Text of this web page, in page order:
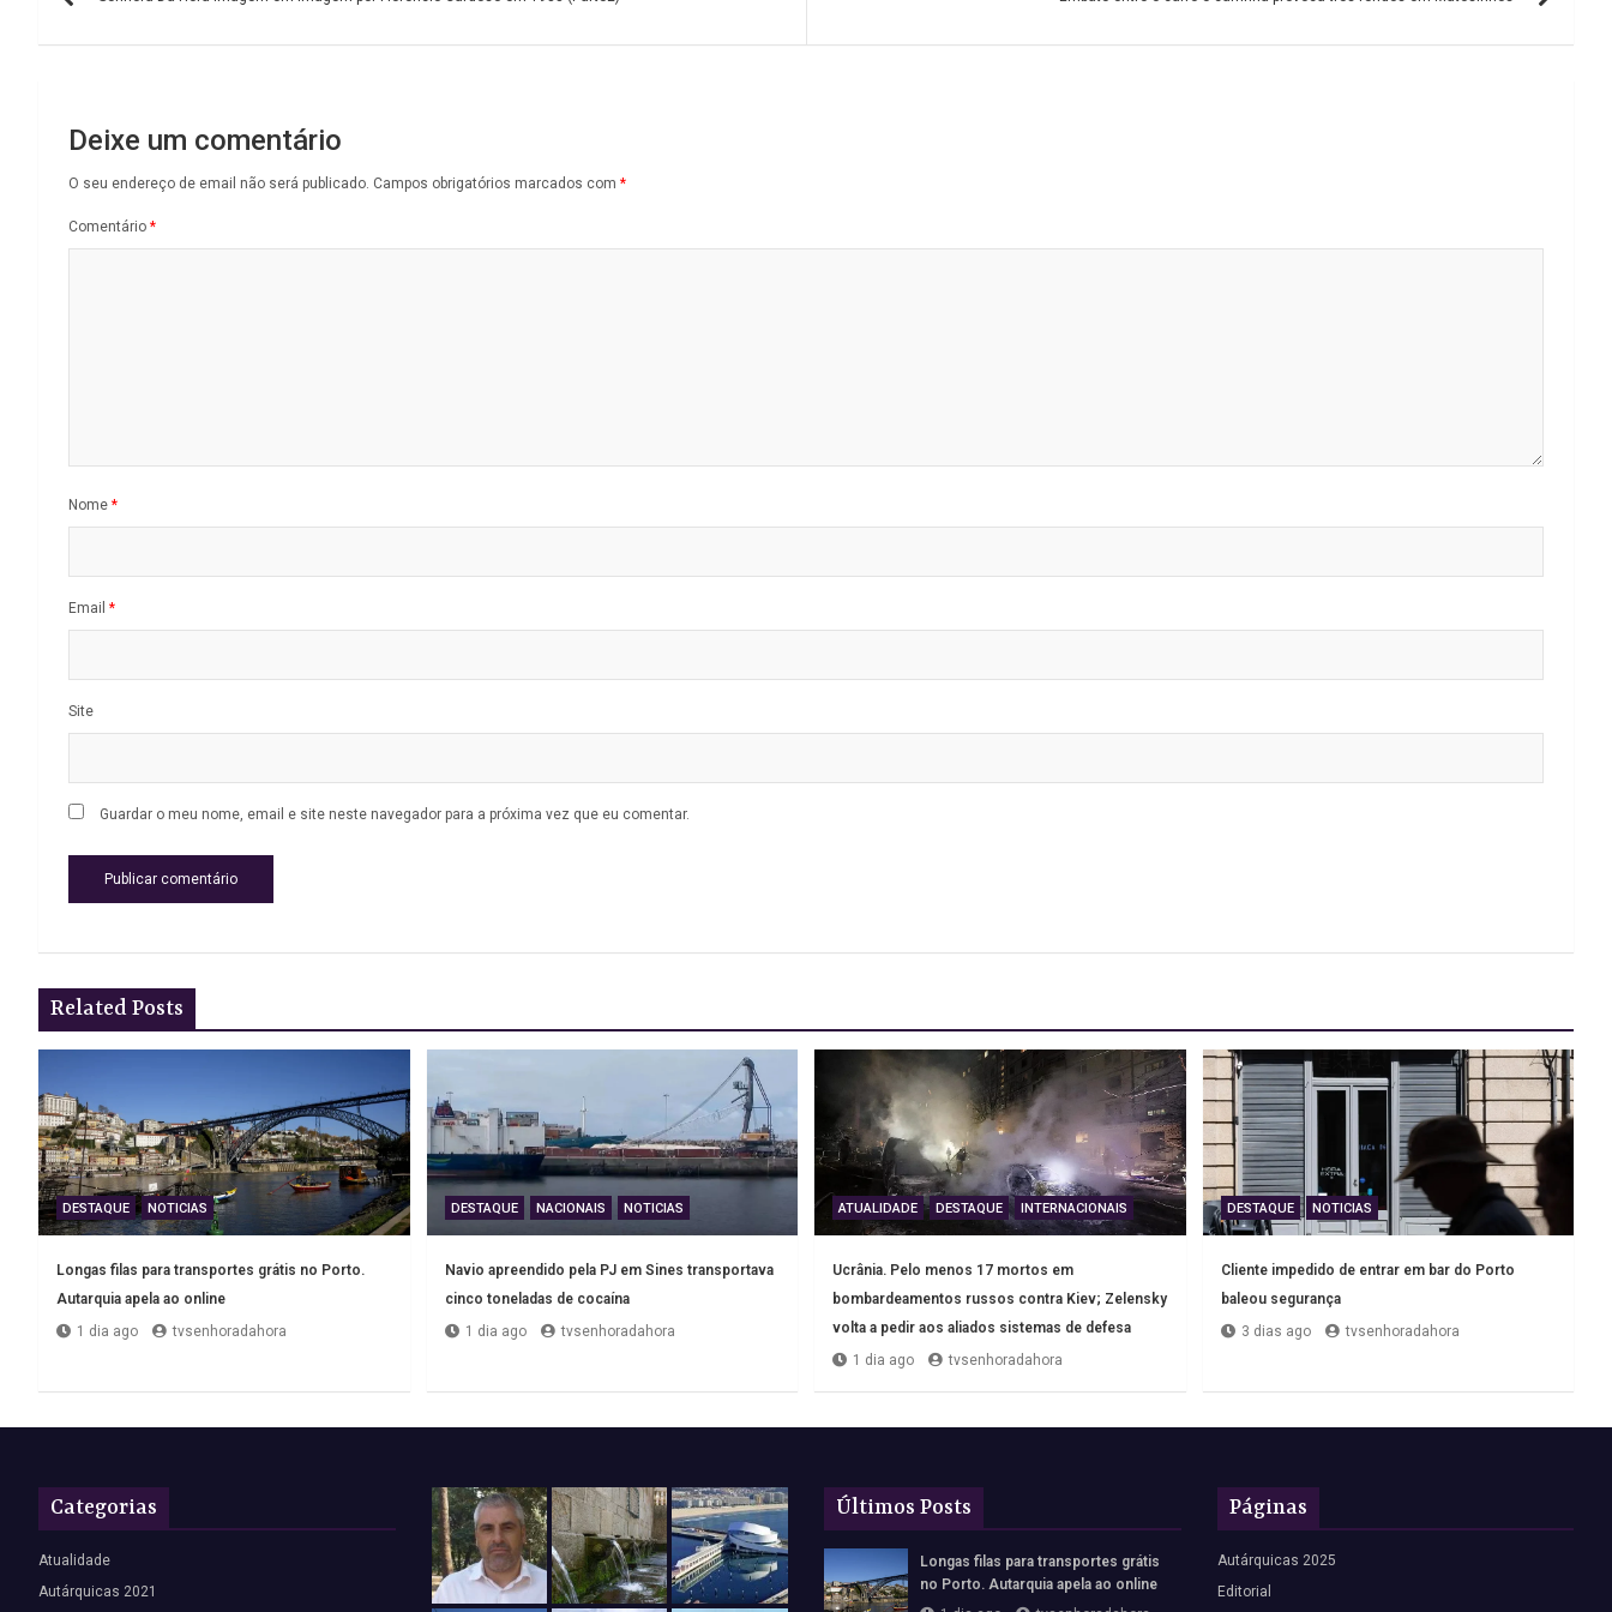
de
Deixe um comentário
O seu endereço de email não será publicado. Campos obrigatórios marcados com *
Comentário *
Nome *
Email *
Site
Guardar o meu nome, email e site neste navegador para a próxima vez que eu comentar.
Related Posts
DESTAQUE NOTICIAS
Longas filas para transportes grátis no Porto.
Autarquia apela ao online
1 dia ago
tvsenhoradahora
DESTAQUE NACIONAIS NOTICIAS
Navio apreendido pela PJ em Sines transportava
cinco toneladas de cocaína
1 dia ago
tvsenhoradahora
ATUALIDADE DESTAQUE INTERNACIONAIS
Ucrânia. Pelo menos 17 mortos em
bombardeamentos russos contra Kiev; Zelensky
volta a pedir aos aliados sistemas de defesa
1 dia ago
tvsenhoradahora
DESTAQUE NOTICIAS
Cliente impedido de entrar em bar do Porto
baleou segurança
3 dias ago
tvsenhoradahora
Categorias
Atualidade
Autárquicas 2021
Últimos Posts
Longas filas para transportes grátis
no Porto. Autarquia apela ao online
Páginas
Autárquicas 2025
Editorial